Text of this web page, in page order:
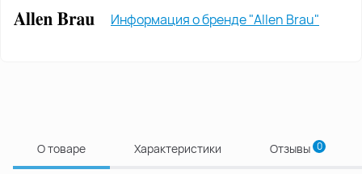
Информация о бренде "Allen Brau"
О товаре Характеристики Отзывы 0